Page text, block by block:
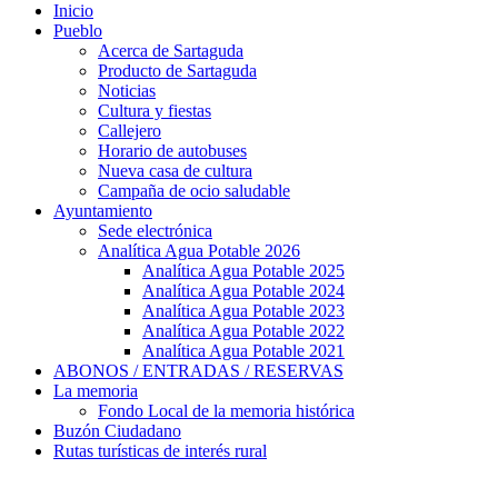
Inicio
Pueblo
Acerca de Sartaguda
Producto de Sartaguda
Noticias
Cultura y fiestas
Callejero
Horario de autobuses
Nueva casa de cultura
Campaña de ocio saludable
Ayuntamiento
Sede electrónica
Analítica Agua Potable 2026
Analítica Agua Potable 2025
Analítica Agua Potable 2024
Analítica Agua Potable 2023
Analítica Agua Potable 2022
Analítica Agua Potable 2021
ABONOS / ENTRADAS / RESERVAS
La memoria
Fondo Local de la memoria histórica
Buzón Ciudadano
Rutas turísticas de interés rural